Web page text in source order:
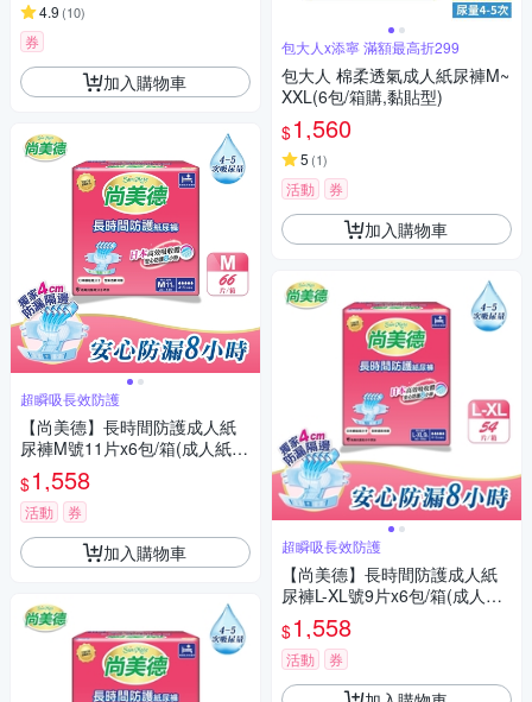
4.9 (10)
券
加入購物車
超瞬吸長效防護
【尚美德】長時間防護成人紙
尿褲M號11片x6包/箱(成人紙尿
褲 黏貼式 夜用)
$1,558
活動 券
加入購物車
包大人x添寧 滿額最高折299
包大人 棉柔透氣成人紙尿褲M~
XXL(6包/箱購,黏貼型)
$1,560
5 (1)
活動 券
加入購物車
超瞬吸長效防護
【尚美德】長時間防護成人紙
尿褲L-XL號9片x6包/箱(成人紙
尿褲 黏貼式 夜用)
$1,558
活動 券